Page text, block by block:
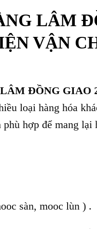
LÂM
VẬN
ĐỒNG GIAO
loại hàng hóa
hợp để mang lại
sàn, mooc lùn ) .